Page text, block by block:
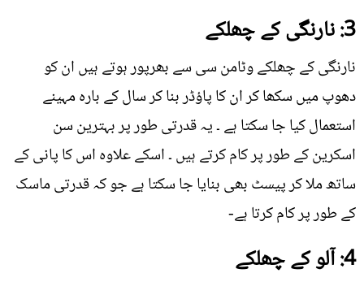
3: نارنگی کے چھلکے
نارنگی کے چھلکے وٹامن سی سے بھرپور ہوتے ہیں ان کو
دھوپ میں سکھا کر ان کا پاؤڈر بنا کر سال کے بارہ مہینے
استعمال کیا جا سکتا ہے ۔ یہ قدرتی طور پر بہترین سن
اسکرین کے طور پر کام کرتے ہیں ۔ اسکے علاوہ اس کا پانی کے
ساتھ ملا کر پیسٹ بھی بنایا جا سکتا ہے جو کہ قدرتی ماسک
کے طور پر کام کرتا ہے-
4: آلو کے چھلکے